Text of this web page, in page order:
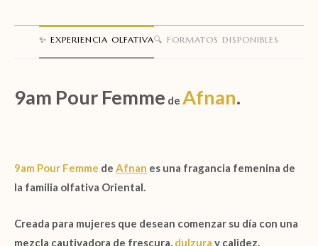
✨ EXPERIENCIA OLFATIVA🔍 FORMATOS DISPONIBLES
9am Pour Femme de Afnan.
9am Pour Femme de Afnan es una fragancia femenina de
la familia olfativa Oriental.
Creada para mujeres que desean comenzar su día con una
mezcla cautivadora de frescura, dulzura y calidez.